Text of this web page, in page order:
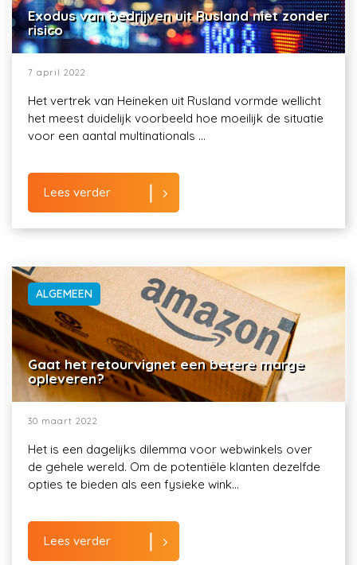
Exodus van bedrijven uit Rusland niet zonder
risico
7 april 2022
Het vertrek van Heineken uit Rusland vormde wellicht
het meest duidelijk voorbeeld hoe moeilijk de situatie
voor een aantal multinationals ...
Lees verder
ALGEMEEN
Gaat het retourvignet een betere marge
opleveren?
30 maart 2022
Het is een dagelijks dilemma voor webwinkels over
de gehele wereld. Om de potentiële klanten dezelfde
opties te bieden als een fysieke wink...
Lees verder